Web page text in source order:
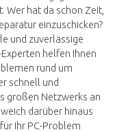
Wer hat da schon Zeit,
einzuschicken?
und zuverlässige
helfen Ihnen
rund um
schnell und
großen Netzwerks an
darüber hinaus
Ihr PC-Problem